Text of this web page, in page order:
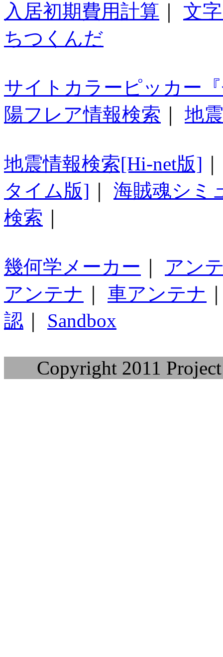
入居初期費用計算
文
ちつくんだ
サイトカラーピッカー
陽フレア情報検索
地
地震情報検索[Hi-net版]
タイム版]
海賊魂シミ
検索
幾何学メーカー
アン
アンテナ
車アンテナ
認
Sandbox
Copyright 2011